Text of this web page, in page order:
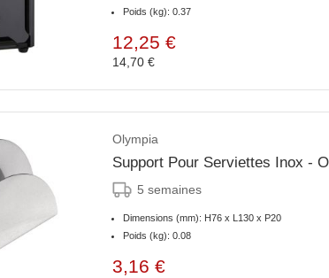
Poids (kg): 0.37
12,25 €
14,70 €
Olympia
Support Pour Serviettes Inox -
5 semaines
Dimensions (mm): H76 x L130 x P20
Poids (kg): 0.08
3,16 €